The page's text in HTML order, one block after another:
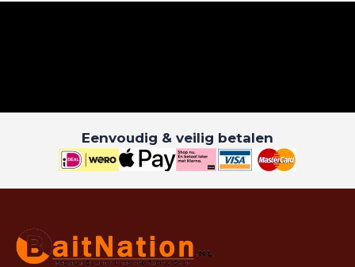
Eenvoudig & veilig betalen